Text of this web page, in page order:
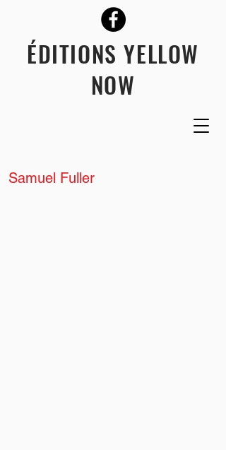
ÉDITIONS YELLOW
NOW
Samuel Fuller